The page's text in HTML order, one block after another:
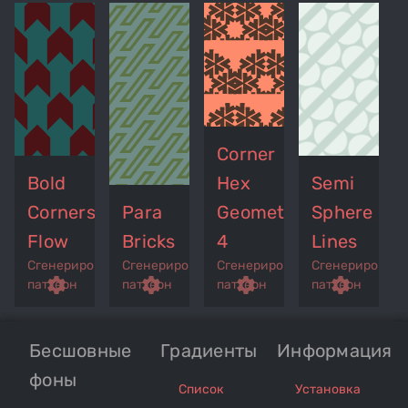
Bold
Corners
Flow
Сгенерированный
паттерн
settings
Para
Bricks
Сгенерированный
паттерн
remove_red_eye get_app settings
Corner
Hex
Geometry
4
Сгенерированный
паттерн
remove_red_eye get_app settings
Semi
Sphere
Lines
паттерн
remove_red_eye get_app settings
Бесшовные
фоны
Градиенты
Список
Информация
Установка